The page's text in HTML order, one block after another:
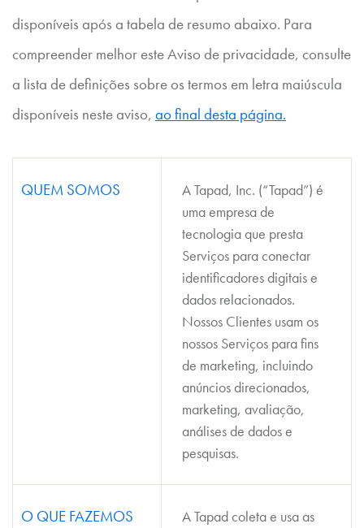
disponíveis após a tabela de resumo abaixo. Para
compreender melhor este Aviso de privacidade, consulte
a lista de definições sobre os termos em letra maiúscula
disponíveis neste aviso, ao final desta página.
QUEM SOMOS
A Tapad, Inc. (“Tapad”) é
uma empresa de
tecnologia que presta
Serviços para conectar
identificadores digitais e
dados relacionados.
Nossos Clientes usam os
nossos Serviços para fins
de marketing, incluindo
anúncios direcionados,
marketing, avaliação,
análises de dados e
pesquisas.
O QUE FAZEMOS
A Tapad coleta e usa as